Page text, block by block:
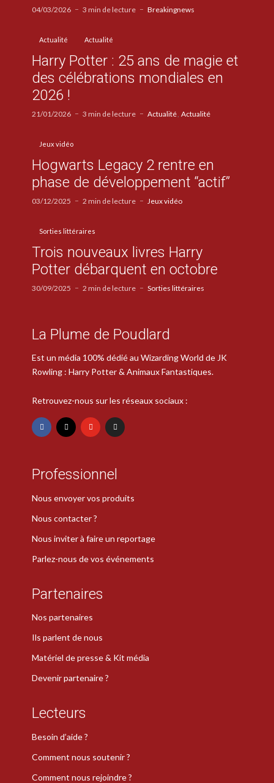
04/03/2026 3 min de lecture Breakingnews
Actualité Actualité
Harry Potter : 25 ans de magie et
des célébrations mondiales en
2026 !
21/01/2026 3 min de lecture Actualité Actualité
Jeux vidéo
Hogwarts Legacy 2 rentre en
phase de développement “actif”
03/12/2025 2 min de lecture Jeux vidéo
Sorties littéraires
Trois nouveaux livres Harry
Potter débarquent en octobre
30/09/2025 2 min de lecture Sorties littéraires
La Plume de Poudlard
Est un média 100% dédié au Wizarding World de JK
Rowling : Harry Potter & Animaux Fantastiques.
Retrouvez-nous sur les réseaux sociaux :
Professionnel
Nous envoyer vos produits
Nous contacter ?
Nous inviter à faire un reportage
Parlez-nous de vos événements
Partenaires
Nos partenaires
Ils parlent de nous
Matériel de presse & Kit média
Devenir partenaire ?
Lecteurs
Besoin d’aide ?
Comment nous soutenir ?
Comment nous rejoindre ?